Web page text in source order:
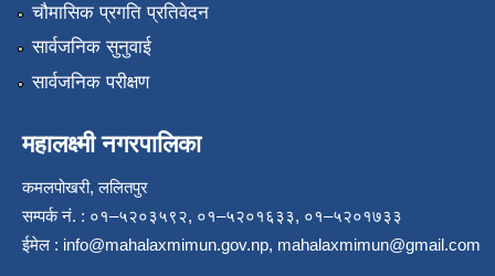
चौमासिक प्रगति प्रतिवेदन
सार्वजनिक सुनुवाई
सार्वजनिक परीक्षण
महालक्ष्मी नगरपालिका
कमलपोखरी, ललितपुर
सम्पर्क नं. : ०१–५२०३५९२, ०१–५२०१६३३, ०१–५२०१७३३
ईमेल : info@mahalaxmimun.gov.np, mahalaxmimun@gmail.com